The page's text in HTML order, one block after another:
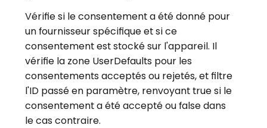
Vérifie si le consentement a été donné pour
un fournisseur spécifique et si ce
consentement est stocké sur l'appareil. Il
vérifie la zone UserDefaults pour les
consentements acceptés ou rejetés, et filtre
l'ID passé en paramètre, renvoyant true si le
consentement a été accepté ou false dans
le cas contraire.